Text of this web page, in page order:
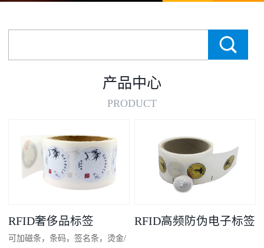
产品中心
PRODUCT
RFID奢侈品标签
可加磁条，条码，签名条，烫金/
RFID高频防伪电子标签